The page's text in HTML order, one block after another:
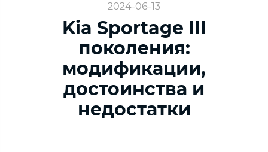
2024-06-13
Kia Sportage III
поколения:
модификации,
достоинства и
недостатки